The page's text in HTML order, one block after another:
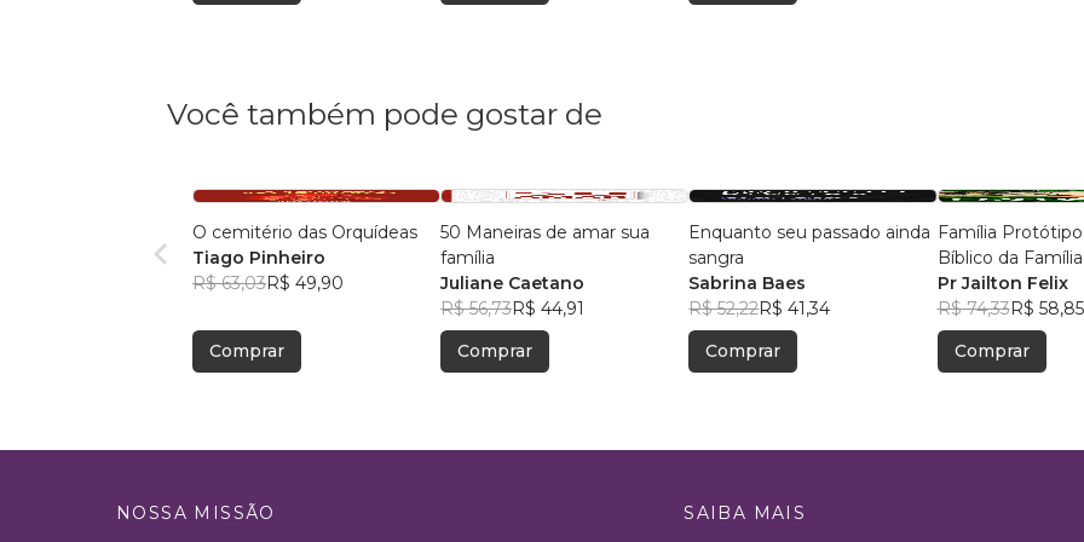
Você também pode gostar de
O cemitério das Orquídeas
Tiago Pinheiro
R$ 63,03R$ 49,90
Comprar
50 Maneiras de amar sua
família
Juliane Caetano
R$ 56,73R$ 44,91
Comprar
Enquanto seu passado ainda
sangra
Sabrina Baes
R$ 52,22R$ 41,34
Comprar
Família
Bíblico da
Pr Jailton Felix
R$ 74,33R$ 58,85
Comprar
NOSSA MISSÃO
SAIBA MAIS